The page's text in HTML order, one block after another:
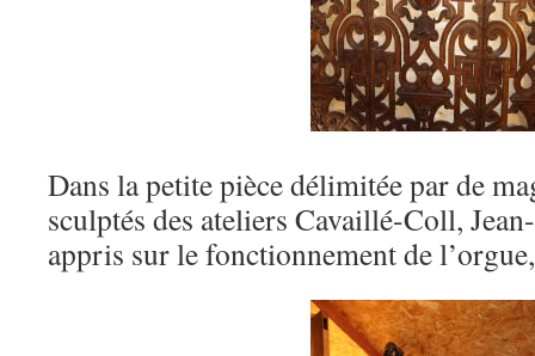
Dans la petite pièce délimitée par de
sculptés des ateliers Cavaillé-Coll,
appris sur le fonctionnement de l’orgue,